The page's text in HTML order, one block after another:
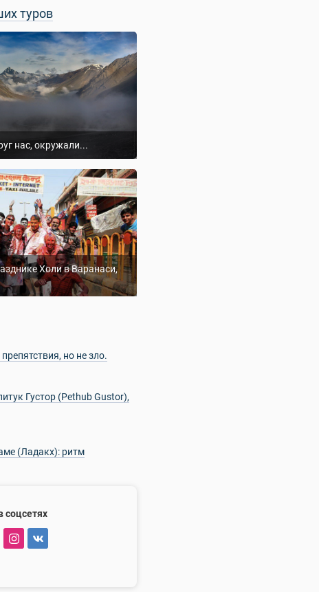
туров
нас, окружали...
Холи в Варанаси,
но не зло.
Густор (Pethub Gustor),
(Ладакх): ритм
соцсетях